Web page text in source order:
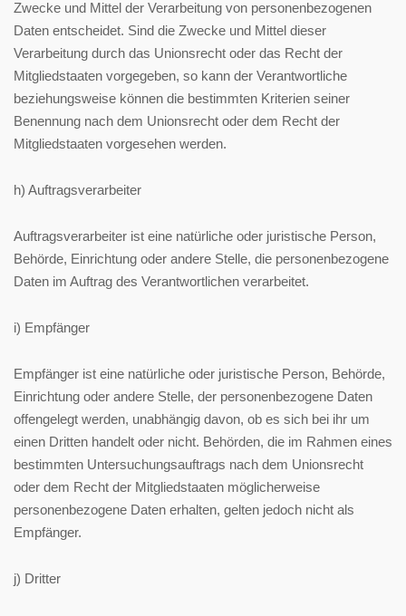
Zwecke und Mittel der Verarbeitung von personenbezogenen
Daten entscheidet. Sind die Zwecke und Mittel dieser
Verarbeitung durch das Unionsrecht oder das Recht der
Mitgliedstaaten vorgegeben, so kann der Verantwortliche
beziehungsweise können die bestimmten Kriterien seiner
Benennung nach dem Unionsrecht oder dem Recht der
Mitgliedstaaten vorgesehen werden.
h) Auftragsverarbeiter
Auftragsverarbeiter ist eine natürliche oder juristische Person,
Behörde, Einrichtung oder andere Stelle, die personenbezogene
Daten im Auftrag des Verantwortlichen verarbeitet.
i) Empfänger
Empfänger ist eine natürliche oder juristische Person, Behörde,
Einrichtung oder andere Stelle, der personenbezogene Daten
offengelegt werden, unabhängig davon, ob es sich bei ihr um
einen Dritten handelt oder nicht. Behörden, die im Rahmen eines
bestimmten Untersuchungsauftrags nach dem Unionsrecht
oder dem Recht der Mitgliedstaaten möglicherweise
personenbezogene Daten erhalten, gelten jedoch nicht als
Empfänger.
j) Dritter